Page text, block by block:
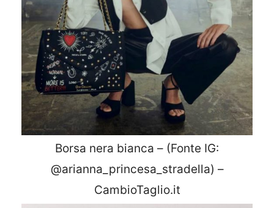
Borsa nera bianca – (Fonte IG:
@arianna_princesa_stradella) –
CambioTaglio.it